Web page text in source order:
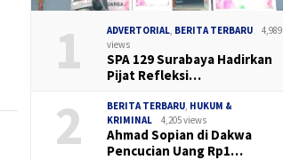
1 ADVERTORIAL BERITA TERBARU
4,989
views
SPA 129 Surabaya Hadirkan
Pijat Refleksi…
2 BERITA TERBARU HUKUM &
KRIMINAL
4,205 views
Ahmad Sopian di Dakwa
Pencucian Uang Rp1…